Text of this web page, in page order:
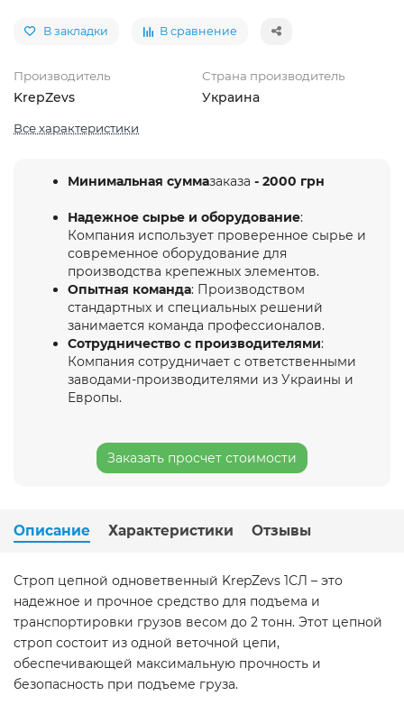
В закладки В сравнение
Производитель
KrepZevs
Страна производитель
Украина
Все характеристики
Минимальная суммазаказа - 2000 грн
Надежное сырье и оборудование:
Компания использует проверенное сырье и
современное оборудование для
производства крепежных элементов.
Опытная команда: Производством
стандартных и специальных решений
занимается команда профессионалов.
Сотрудничество с производителями:
Компания сотрудничает с ответственными
заводами-производителями из Украины и
Европы.
Заказать просчет стоимости
Описание Характеристики Отзывы
Строп цепной одноветвенный KrepZevs 1СЛ – это
надежное и прочное средство для подъема и
транспортировки грузов весом до 2 тонн. Этот цепной
строп состоит из одной веточной цепи,
обеспечивающей максимальную прочность и
безопасность при подъеме груза.